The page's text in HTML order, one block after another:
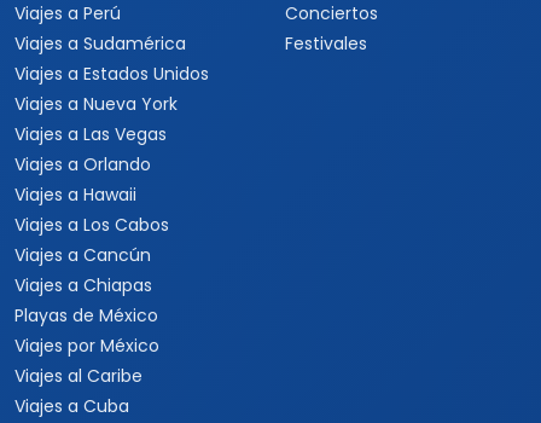
Viajes a Perú
Viajes a Sudamérica
Viajes a Estados Unidos
Viajes a Nueva York
Viajes a Las Vegas
Viajes a Orlando
Viajes a Hawaii
Viajes a Los Cabos
Viajes a Cancún
Viajes a Chiapas
Playas de México
Viajes por México
Viajes al Caribe
Viajes a Cuba
Conciertos
Festivales